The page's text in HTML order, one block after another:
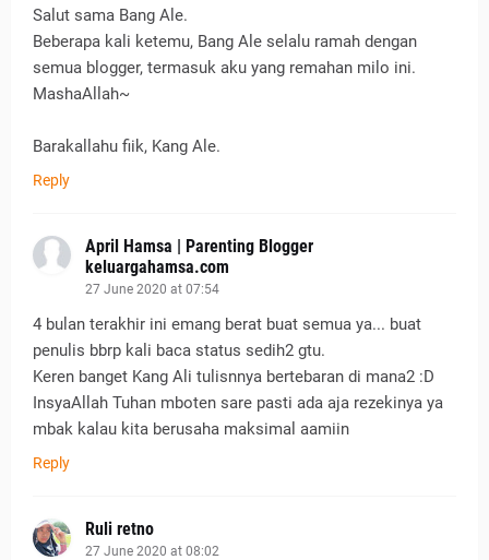
Salut sama Bang Ale.
Beberapa kali ketemu, Bang Ale selalu ramah dengan
semua blogger, termasuk aku yang remahan milo ini.
MashaAllah~
Barakallahu fiik, Kang Ale.
Reply
April Hamsa | Parenting Blogger
keluargahamsa.com
27 June 2020 at 07:54
4 bulan terakhir ini emang berat buat semua ya... buat
penulis bbrp kali baca status sedih2 gtu.
Keren banget Kang Ali tulisnnya bertebaran di mana2 :D
InsyaAllah Tuhan mboten sare pasti ada aja rezekinya ya
mbak kalau kita berusaha maksimal aamiin
Reply
Ruli retno
27 June 2020 at 08:02